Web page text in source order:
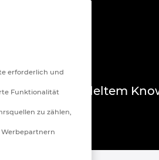
Mit gebündeltem
erforderlich und
Funktionalität
zu zählen,
Werbepartnern